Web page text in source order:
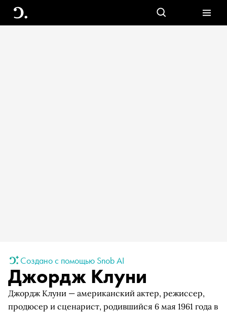
Создано с помощью Snob AI
Джордж Клуни
Джордж Клуни — американский актер, режиссер,
продюсер и сценарист, родившийся 6 мая 1961 года в